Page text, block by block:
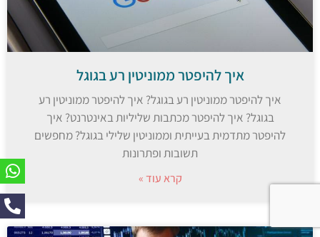
איך להיפטר ממוניטין רע בגוגל
איך להיפטר ממוניטין רע בגוגל? איך להיפטר ממוניטין רע
בגוגל? איך להיפטר מכתבות שליליות באינטרנט? איך
להיפטר מתדמית בעייתית וממוניטין שלילי בגוגל? מחפשים
תשובות ופתרונות
קרא עוד »